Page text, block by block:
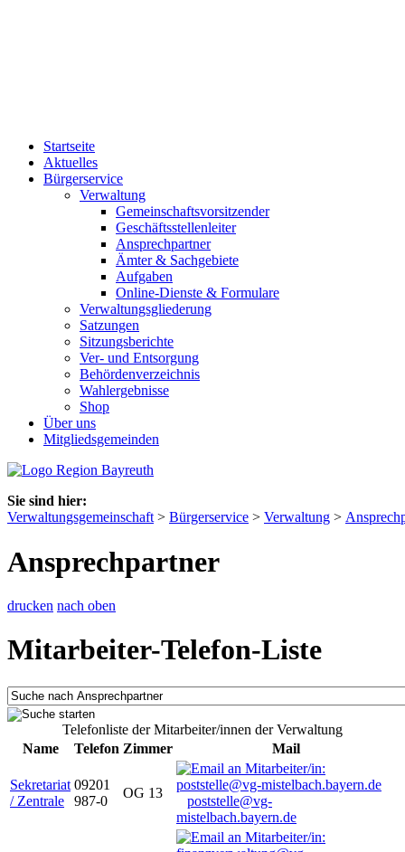
Startseite
Aktuelles
Bürgerservice
Verwaltung
Gemeinschaftsvorsitzender
Geschäftsstellenleiter
Ansprechpartner
Ämter & Sachgebiete
Aufgaben
Online-Dienste & Formulare
Verwaltungsgliederung
Satzungen
Sitzungsberichte
Ver- und Entsorgung
Behördenverzeichnis
Wahlergebnisse
Shop
Über uns
Mitgliedsgemeinden
Sie sind hier:
Verwaltungsgemeinschaft > Bürgerservice > Verwaltung >
Ansprechpartner
drucken nach oben
Mitarbeiter-Telefon-Liste
Telefonliste der Mitarbeiter/innen der Verwaltung
Name
Telefon Zimmer Mail
Sekretariat
/ Zentrale
09201
987-0
OG 13
poststelle@vg-
mistelbach.bayern.de